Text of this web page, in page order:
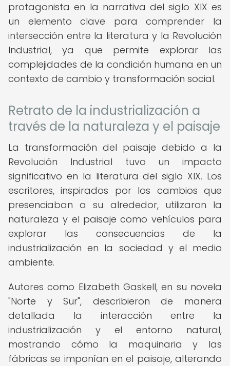
protagonista en la narrativa del siglo XIX es
un elemento clave para comprender la
intersección entre la literatura y la Revolución
Industrial, ya que permite explorar las
complejidades de la condición humana en un
contexto de cambio y transformación social.
Retrato de la industrialización a
través de la naturaleza y el paisaje
La transformación del paisaje debido a la
Revolución Industrial tuvo un impacto
significativo en la literatura del siglo XIX. Los
escritores, inspirados por los cambios que
presenciaban a su alrededor, utilizaron la
naturaleza y el paisaje como vehículos para
explorar las consecuencias de la
industrialización en la sociedad y el medio
ambiente.
Autores como Elizabeth Gaskell, en su novela
"Norte y Sur", describieron de manera
detallada la interacción entre la
industrialización y el entorno natural,
mostrando cómo la maquinaria y las
fábricas se imponían en el paisaje, alterando